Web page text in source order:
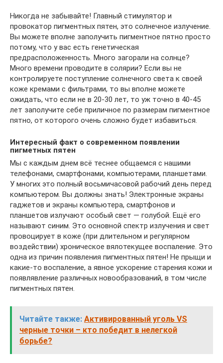
Никогда не забывайте! Главный стимулятор и
провокатор пигментных пятен, это солнечное излучение.
Вы можете вполне заполучить пигментное пятно просто
потому, что у вас есть генетическая
предрасположенность. Много загорали на солнце?
Много времени проводите в солярии? Если вы не
контролируете поступление солнечного света к своей
коже кремами с фильтрами, то вы вполне можете
ожидать, что если не в 20-30 лет, то уж точно в 40-45
лет заполучите себе приличное по размерам пигментное
пятно, от которого очень сложно будет избавиться.
Интересный факт о современном появлении
пигметных пятен
Мы с каждым днем всё теснее общаемся с нашими
телефонами, смартфонами, компьютерами, планшетами.
У многих это полный восьмичасовой рабочий день перед
компьютером. Вы должны знать! Электронные экраны
гаджетов и экраны компьютера, смартфонов и
планшетов излучают особый свет — голубой. Ещё его
называют синим. Это основной спектр излучения и свет
провоцирует в коже (при длительном и регулярном
воздействии) хроническое вялотекущее воспаление. Это
одна из причин появления пигментных пятен! Не прыщи и
какие-то воспаление, а явное ускорение старения кожи и
появлявление различных новообразований, в том числе
пигментных пятен.
Читайте также: Активированный уголь VS
черные точки – кто победит в нелегкой
борьбе?